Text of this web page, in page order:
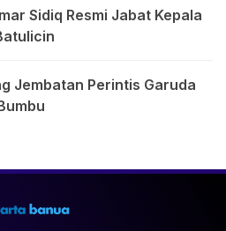
Sidiq Resmi Jabat Kepala
Jembatan Perintis Garuda